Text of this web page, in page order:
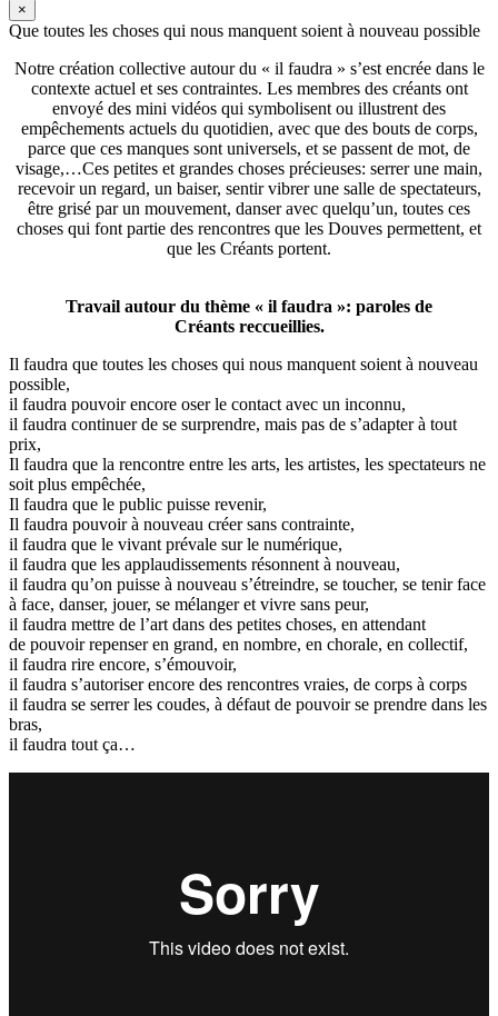
×
Que toutes les choses qui nous manquent soient à nouveau possible
Notre création collective autour du « il faudra » s’est encrée dans le
contexte actuel et ses contraintes. Les membres des créants ont
envoyé des mini vidéos qui symbolisent ou illustrent des
empêchements actuels du quotidien, avec que des bouts de corps,
parce que ces manques sont universels, et se passent de mot, de
visage,…Ces petites et grandes choses précieuses: serrer une main,
recevoir un regard, un baiser, sentir vibrer une salle de spectateurs,
être grisé par un mouvement, danser avec quelqu’un, toutes ces
choses qui font partie des rencontres que les Douves permettent, et
que les Créants portent.
Travail autour du thème « il faudra »: paroles de
Créants reccueillies.
Il faudra que toutes les choses qui nous manquent soient à nouveau
possible,
il faudra pouvoir encore oser le contact avec un inconnu,
il faudra continuer de se surprendre, mais pas de s’adapter à tout
prix,
Il faudra que la rencontre entre les arts, les artistes, les spectateurs ne
soit plus empêchée,
Il faudra que le public puisse revenir,
Il faudra pouvoir à nouveau créer sans contrainte,
il faudra que le vivant prévale sur le numérique,
il faudra que les applaudissements résonnent à nouveau,
il faudra qu’on puisse à nouveau s’étreindre, se toucher, se tenir face
à face, danser, jouer, se mélanger et vivre sans peur,
il faudra mettre de l’art dans des petites choses, en attendant
de pouvoir repenser en grand, en nombre, en chorale, en collectif,
il faudra rire encore, s’émouvoir,
il faudra s’autoriser encore des rencontres vraies, de corps à corps
il faudra se serrer les coudes, à défaut de pouvoir se prendre dans les
bras,
il faudra tout ça…